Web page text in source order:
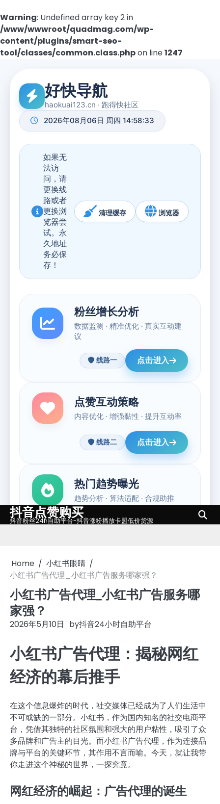
Warning: Undefined array key 2 in
/www/wwwroot/quadmag.com/wp-
content/plugins/smart-seo-
tool/classes/common.class.phpon line1247
Skip
to
抖音点赞购买
抖音粉丝24h自助平台-抖音涨粉播放卡盟低价货源
Home
小红书眼睛
小红书广告代理_小红书广告服务哪家强？
小红书广告代理_小红书广告服务哪
家强？
2026年5月10日 by抖音24小时自助平台
小红书广告代理：揭秘网红
经济的幕后推手
在这个信息爆炸的时代，社交媒体已经成为了人们生活中
不可或缺的一部分。小红书，作为国内知名的社交电商平
台，凭借其独特的社区氛围和强大的用户粘性，吸引了众
多品牌和广告主的目光。而小红书广告代理，作为连接品
牌与平台的关键环节，其作用不言而喻。今天，就让我带
你走进这个神秘的世界，一探究竟。
网红经济的崛起：广告代理的诞生